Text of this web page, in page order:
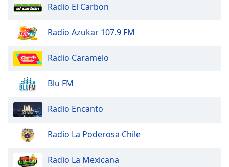
Radio El Carbon
Radio Azukar 107.9 FM
Radio Caramelo
Blu FM
Radio Encanto
Radio La Poderosa Chile
Radio La Mexicana